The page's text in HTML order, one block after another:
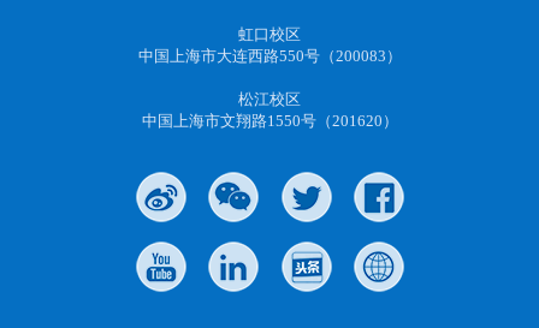
虹口校区
中国上海市大连西路550号（200083）
松江校区
中国上海市文翔路1550号（201620）